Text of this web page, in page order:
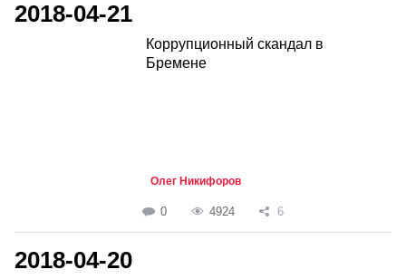
2018-04-21
Коррупционный скандал в
Бремене
Олег Никифоров
0 4924 6
2018-04-20